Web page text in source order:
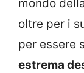
mondo
oltre per i
per essere
estrema